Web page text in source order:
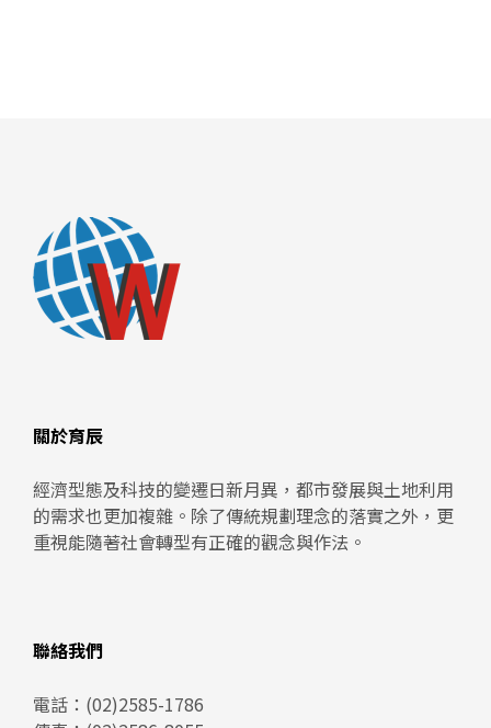
關於育辰
經濟型態及科技的變遷日新月異，都市發展與土地利用
的需求也更加複雜。除了傳統規劃理念的落實之外，更
重視能隨著社會轉型有正確的觀念與作法。
聯絡我們
電話： (02)2585-1786